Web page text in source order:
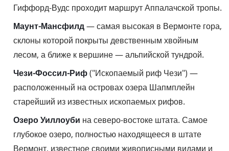
Гиффорд-Вудс проходит маршрут Аппалачской тропы.
Маунт-Мансфилд— самая высокая в Вермонте гора,
склоны которой покрыты девственным хвойным
лесом, а ближе к вершине — альпийской тундрой.
Чези-Фоссил-Риф("Ископаемый риф Чези") —
расположенный на островах озера Шапмплейн
старейший из известных ископаемых рифов.
Озеро Уиллоуби на северо-востоке штата. Самое
глубокое озеро, полностью находящееся в штате
Вермонт, известное своими живописными видами и